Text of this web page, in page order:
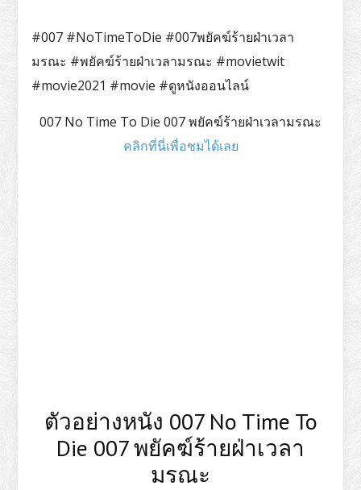
#007 #NoTimeToDie #007พยัคฆ์ร้ายฝ่าเวลา
มรณะ #พยัคฆ์ร้ายฝ่าเวลามรณะ #movietwit
#movie2021 #movie #ดูหนังออนไลน์
007 No Time To Die 007 พยัคฆ์ร้ายฝ่าเวลามรณะ
คลิกที่นี่เพื่อชมได้เลย
ตัวอย่างหนัง 007 No Time To
Die 007 พยัคฆ์ร้ายฝ่าเวลา
มรณะ